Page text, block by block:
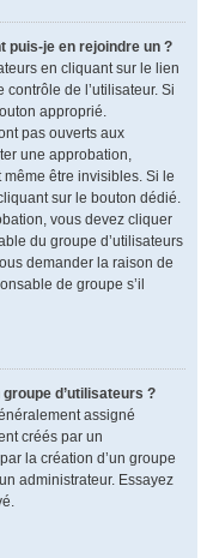
puis-je en rejoindre un ?
en cliquant sur le lien
de l’utilisateur. Si
approprié.
pas ouverts aux
une approbation,
même être invisibles. Si le
sur le bouton dédié.
vous devez cliquer
du groupe d’utilisateurs
demander la raison de
de groupe s’il
d’utilisateurs ?
assigné
créés par un
la création d’un groupe
administrateur. Essayez